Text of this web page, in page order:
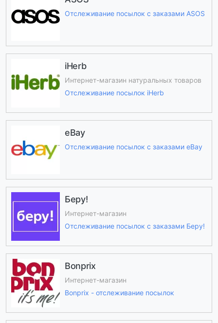
Отслеживание посылок с заказами ASOS
iHerb
Интернет-магазин натуральных товаров
Отслеживание посылок iHerb
eBay
Отслеживание посылок с заказами eBay
Беру!
Интернет-магазин
Отслеживание посылок с заказами Беру!
Bonprix
Интернет-магазин
Bonprix - отслеживание посылок